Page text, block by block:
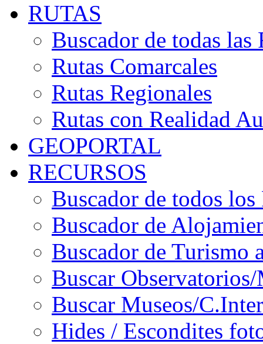
RUTAS
Buscador de todas las
Rutas Comarcales
Rutas Regionales
Rutas con Realidad
GEOPORTAL
RECURSOS
Buscador de todos los
Buscador de
Buscador de Turismo
Buscar
Buscar Museos/
Hides / Escondites